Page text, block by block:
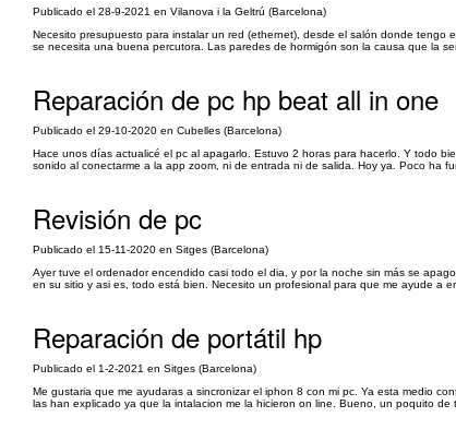
Publicado el 28-9-2021 en Vilanova i la Geltrú (Barcelona)
Necesito presupuesto para instalar un red (ethernet), desde el salón donde
se necesita una buena percutora. Las paredes de hormigón son la causa que la
Reparación de pc hp beat all in one
Publicado el 29-10-2020 en Cubelles (Barcelona)
Hace unos días actualicé el pc al apagarlo. Estuvo 2 horas para hacerlo. Y todo
sonido al conectarme a la app zoom, ni de entrada ni de salida. Hoy ya. Poco ha
Revisión de pc
Publicado el 15-11-2020 en Sitges (Barcelona)
Ayer tuve el ordenador encendido casi todo el dia, y por la noche sin más se
en su sitio y asi es, todo está bien. Necesito un profesional para que me ayude a
Reparación de portátil hp
Publicado el 1-2-2021 en Sitges (Barcelona)
Me gustaria que me ayudaras a sincronizar el iphon 8 con mi pc. Ya esta medio
las han explicado ya que la intalacion me la hicieron on line. Bueno, un poquito de